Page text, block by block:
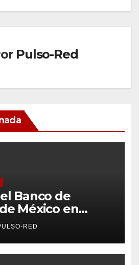
Pulso-Red
Banco de
México en
con trabajo
RED